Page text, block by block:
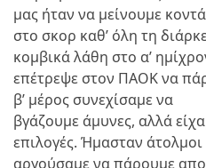
μας ήταν να μείνουμε κοντά
στο σκορ καθ’ όλη τη
κομβικά λάθη στο α’
επέτρεψε στον ΠΑΟΚ να
β’ μέρος συνεχίσαμε να
βγάζουμε άμυνες, αλλά
επιλογές. Ήμασταν άτολμοι
αργούσαμε να πάρουμε